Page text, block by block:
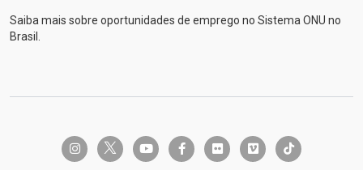
Saiba mais sobre oportunidades de emprego no Sistema ONU no
Brasil.
instagramtwitter-x youtube facebook-fflickr vimeo tiktok